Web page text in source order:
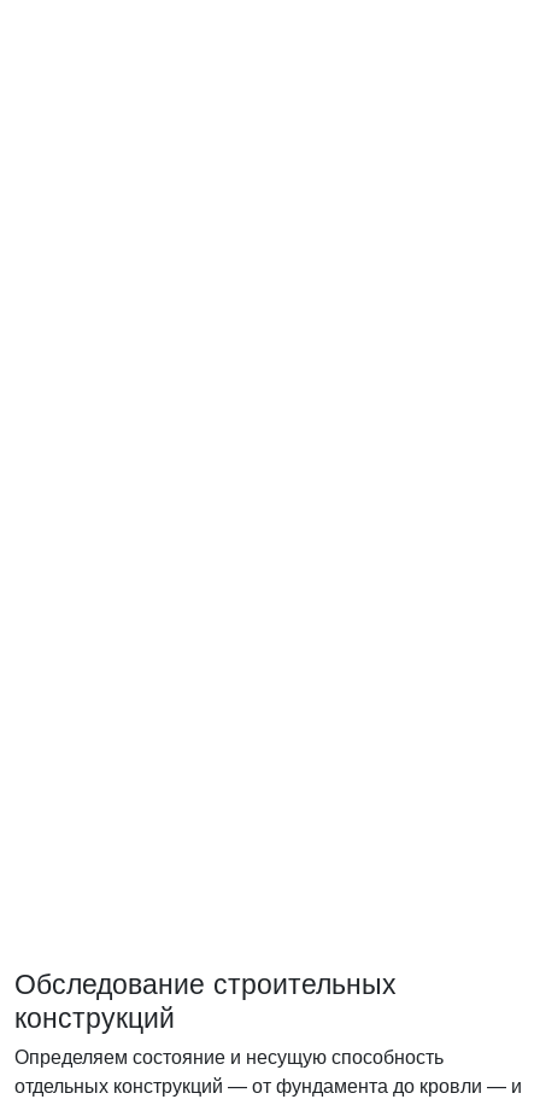
Обследование строительных
конструкций
Определяем состояние и несущую способность
отдельных конструкций — от фундамента до кровли — и